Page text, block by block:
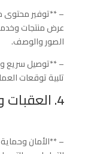
– **توفير محتوى
عرض منتجات
الصور والوصف.
– **توصيل سريع
تلبية توقعات
4. العقبات والتحديات:
– **الأمان وحماية